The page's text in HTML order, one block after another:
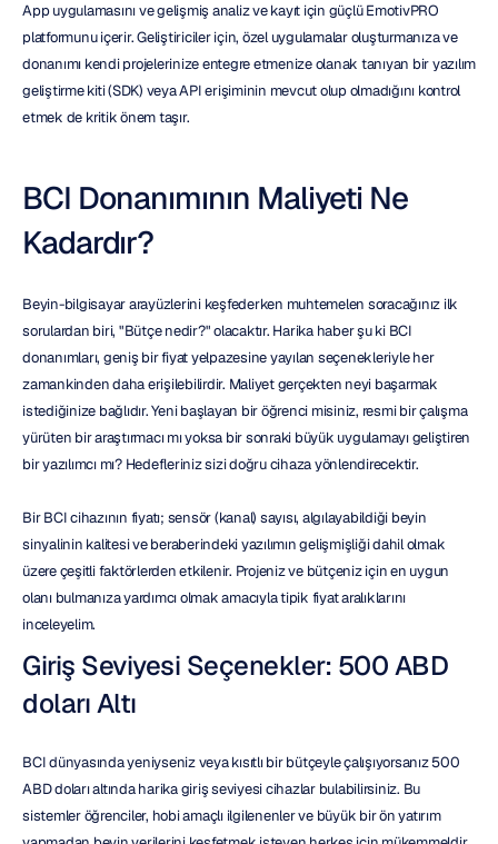
App uygulamasını ve gelişmiş analiz ve kayıt için güçlü EmotivPRO
platformunu içerir. Geliştiriciler için, özel uygulamalar oluşturmanıza ve
donanımı kendi projelerinize entegre etmenize olanak tanıyan bir yazılım
geliştirme kiti (SDK) veya API erişiminin mevcut olup olmadığını kontrol
etmek de kritik önem taşır.
BCI Donanımının Maliyeti Ne
Kadardır?
Beyin-bilgisayar arayüzlerini keşfederken muhtemelen soracağınız ilk
sorulardan biri, "Bütçe nedir?" olacaktır. Harika haber şu ki BCI
donanımları, geniş bir fiyat yelpazesine yayılan seçenekleriyle her
zamankinden daha erişilebilirdir. Maliyet gerçekten neyi başarmak
istediğinize bağlıdır. Yeni başlayan bir öğrenci misiniz, resmi bir çalışma
yürüten bir araştırmacı mı yoksa bir sonraki büyük uygulamayı geliştiren
bir yazılımcı mı? Hedefleriniz sizi doğru cihaza yönlendirecektir.
Bir BCI cihazının fiyatı; sensör (kanal) sayısı, algılayabildiği beyin
sinyalinin kalitesi ve beraberindeki yazılımın gelişmişliği dahil olmak
üzere çeşitli faktörlerden etkilenir. Projeniz ve bütçeniz için en uygun
olanı bulmanıza yardımcı olmak amacıyla tipik fiyat aralıklarını
inceleyelim.
Giriş Seviyesi Seçenekler: 500 ABD
doları Altı
BCI dünyasında yeniyseniz veya kısıtlı bir bütçeyle çalışıyorsanız 500
ABD doları altında harika giriş seviyesi cihazlar bulabilirsiniz. Bu
sistemler öğrenciler, hobi amaçlı ilgilenenler ve büyük bir ön yatırım